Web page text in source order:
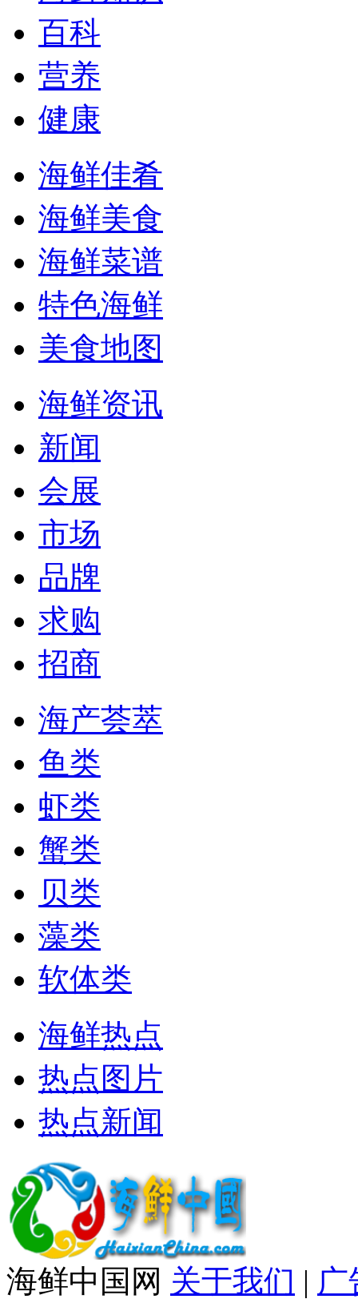
百科
营养
健康
海鲜佳肴
海鲜美食
海鲜菜谱
特色海鲜
美食地图
海鲜资讯
新闻
会展
市场
品牌
求购
招商
海产荟萃
鱼类
虾类
蟹类
贝类
藻类
软体类
海鲜热点
热点图片
热点新闻
海鲜中国网 关于我们 | 广